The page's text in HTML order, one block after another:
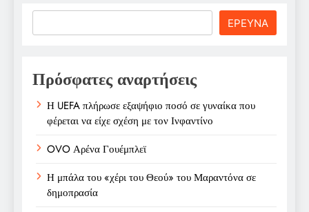
ΕΡΕΥΝΑ
Πρόσφατες αναρτήσεις
Η UEFA πλήρωσε εξαψήφιο ποσό σε γυναίκα που
φέρεται να είχε σχέση με τον Ινφαντίνο
OVO Αρένα Γουέμπλεϊ
Η μπάλα του «χέρι του Θεού» του Μαραντόνα σε
δημοπρασία